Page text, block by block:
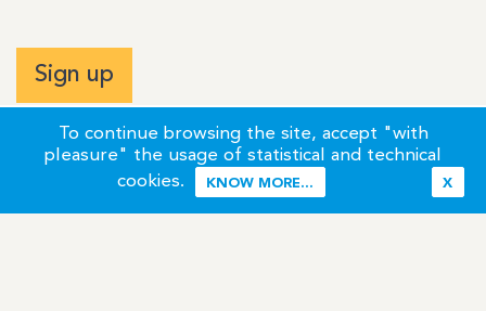
To continue browsing the site, accept "with
pleasure" the usage of statistical and technical
cookies.
X
KNOW MORE...
Sign up